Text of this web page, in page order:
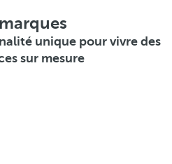
unique pour vivre des
sur mesure